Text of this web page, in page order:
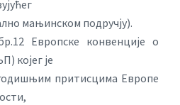
мањинском подручју).
Европске конвенције о
којег је
притисцима Европе